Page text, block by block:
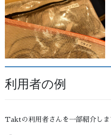
利用者の例
Taktの利用者さんを一部紹介しま